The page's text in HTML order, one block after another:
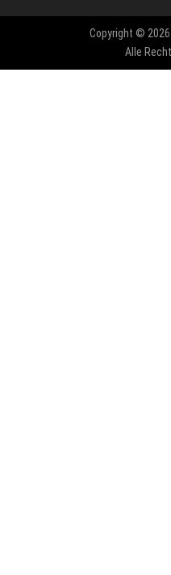
Copyright © 2026
Alle